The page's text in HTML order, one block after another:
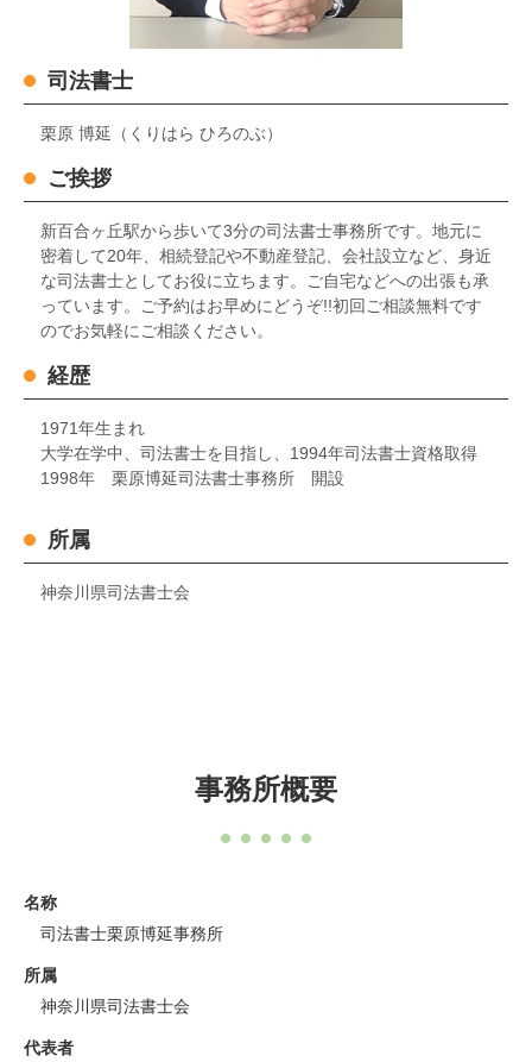
司法書士
栗原 博延（くりはら ひろのぶ）
ご挨拶
新百合ヶ丘駅から歩いて3分の司法書士事務所です。地元に
密着して20年、相続登記や不動産登記、会社設立など、身近
な司法書士としてお役に立ちます。ご自宅などへの出張も承
っています。ご予約はお早めにどうぞ!!初回ご相談無料です
のでお気軽にご相談ください。
経歴
1971年生まれ
大学在学中、司法書士を目指し、1994年司法書士資格取得
1998年 栗原博延司法書士事務所 開設
所属
神奈川県司法書士会
事務所概要
名称
司法書士栗原博延事務所
所属
神奈川県司法書士会
代表者